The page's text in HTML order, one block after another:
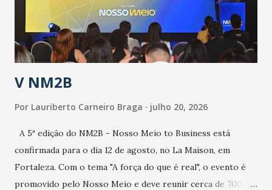
secretário. Segundo ele, é uma epidemia com chance de
contaminação alta, podendo gerar um grande risco à
população e ao sistema de saúde. “Precisamos saber fazer a
estratificação do risco da doença, para não so...
V NM2B
Por Lauriberto Carneiro Braga julho 20, 2026
A 5ª edição do NM2B - Nosso Meio to Business está
confirmada para o dia 12 de agosto, no La Maison, em
Fortaleza. Com o tema "A força do que é real", o evento é
promovido pelo Nosso Meio e deve reunir cerca de 700